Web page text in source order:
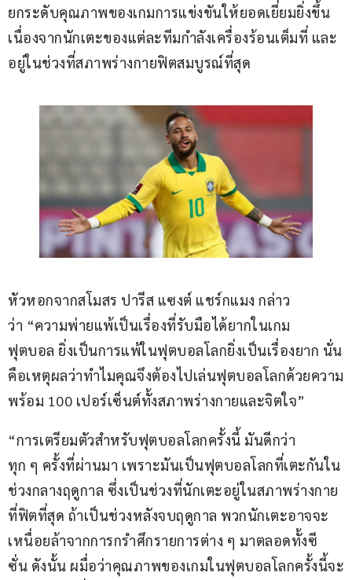
ยกระดับคุณภาพของเกมการแข่งขันให้ยอดเยี่ยมยิ่งขึ้น
เนื่องจากนักเตะของแต่ละทีมกำลังเครื่องร้อนเต็มที่ และ
อยู่ในช่วงที่สภาพร่างกายฟิตสมบูรณ์ที่สุด
หัวหอกจากสโมสร ปารีส แซงต์ แชร์กแมง กล่าว
ว่า “ความพ่ายแพ้เป็นเรื่องที่รับมือได้ยากในเกม
ฟุตบอล ยิ่งเป็นการแพ้ในฟุตบอลโลกยิ่งเป็นเรื่องยาก นั่น
คือเหตุผลว่าทำไมคุณจึงต้องไปเล่นฟุตบอลโลกด้วยความ
พร้อม 100 เปอร์เซ็นต์ทั้งสภาพร่างกายและจิตใจ”
“การเตรียมตัวสำหรับฟุตบอลโลกครั้งนี้ มันดีกว่า
ทุก ๆ ครั้งที่ผ่านมา เพราะมันเป็นฟุตบอลโลกที่เตะกันใน
ช่วงกลางฤดูกาล ซึ่งเป็นช่วงที่นักเตะอยู่ในสภาพร่างกาย
ที่ฟิตที่สุด ถ้าเป็นช่วงหลังจบฤดูกาล พวกนักเตะอาจจะ
เหนื่อยล้าจากการกรำศึกรายการต่าง ๆ มาตลอดทั้งซี
ซั่น ดังนั้น ผมื่อว่าคุณภาพของเกมในฟุตบอลโลกครั้งนี้จะ